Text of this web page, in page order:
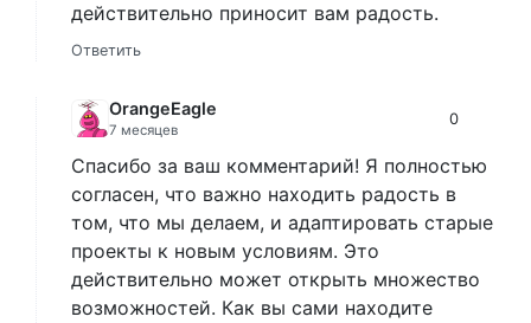
действительно приносит вам радость.
Ответить
OrangeEagle
7 месяцев
0
Спасибо за ваш комментарий! Я полностью
согласен, что важно находить радость в
том, что мы делаем, и адаптировать старые
проекты к новым условиям. Это
действительно может открыть множество
возможностей. Как вы сами находите